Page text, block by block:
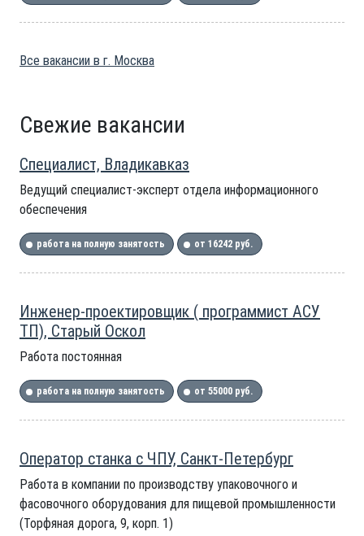
Все вакансии в г. Москва
Свежие вакансии
Специалист, Владикавказ
Ведущий специалист-эксперт отдела информационного
обеспечения
работа на полную занятость от 16242 руб.
Инженер-проектировщик ( программист АСУ
ТП), Старый Оскол
Работа постоянная
работа на полную занятость от 55000 руб.
Оператор станка с ЧПУ, Санкт-Петербург
Работа в компании по производству упаковочного и
фасовочного оборудования для пищевой промышленности
(Торфяная дорога, 9, корп. 1)